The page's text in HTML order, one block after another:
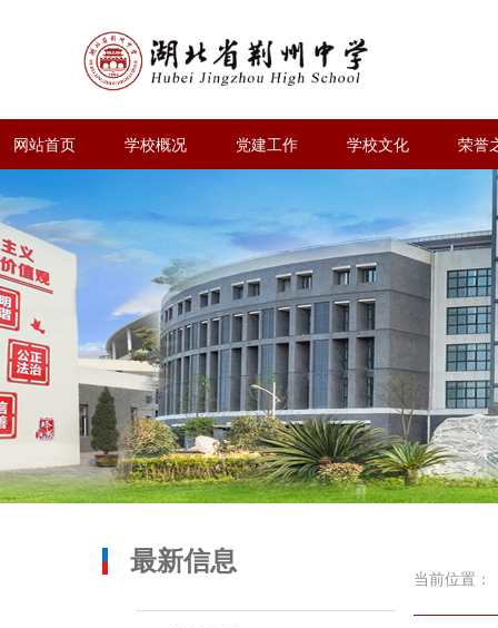
网站首页 学校概况 党建工作 学校文化 荣誉
最新信息
当前位置：